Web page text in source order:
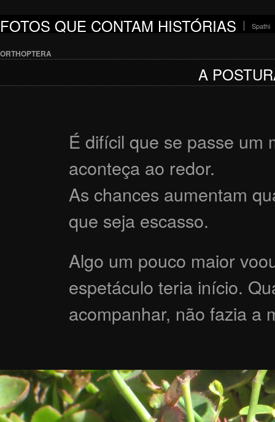
FOTOS QUE CONTAM HISTÓRIAS Spathi
ORTHOPTERA
A
É difícil que se passe um
aconteça ao redor.
As chances aumentam
que seja escasso.
Algo um pouco maior
espetáculo teria início.
acompanhar, não fazia